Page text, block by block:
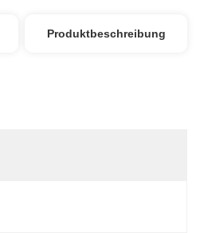
Produktbeschreibung